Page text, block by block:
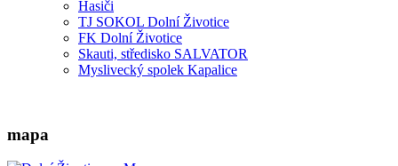
Hasiči
TJ SOKOL Dolní Životice
FK Dolní Životice
Skauti, středisko SALVATOR
Myslivecký spolek Kapalice
mapa